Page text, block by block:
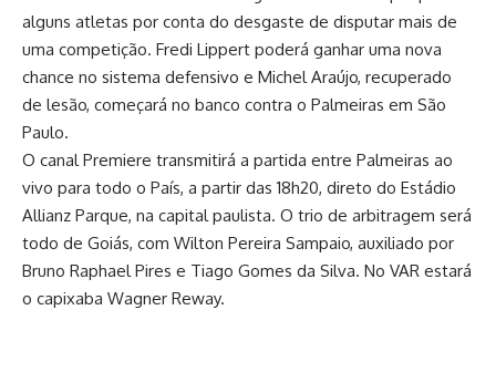
alguns atletas por conta do desgaste de disputar mais de
uma competição. Fredi Lippert poderá ganhar uma nova
chance no sistema defensivo e Michel Araújo, recuperado
de lesão, começará no banco contra o Palmeiras em São
Paulo.
O canal Premiere transmitirá a partida entre Palmeiras ao
vivo para todo o País, a partir das 18h20, direto do Estádio
Allianz Parque, na capital paulista. O trio de arbitragem será
todo de Goiás, com Wilton Pereira Sampaio, auxiliado por
Bruno Raphael Pires e Tiago Gomes da Silva. No VAR estará
o capixaba Wagner Reway.